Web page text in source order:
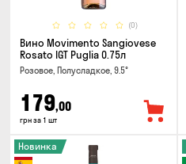
(0)
Вино Movimento Sangiovese
Rosato IGT Puglia 0.75л
Розовое, Полусладкое, 9.5°
179,00
грн за 1 шт
Новинка